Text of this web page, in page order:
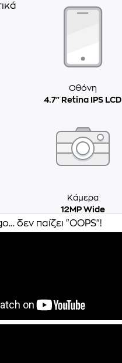
Οθόνη
4.7" Retina IPS LCD
Κάμερα
12MP Wide
δεν παίζει "OOPS"!